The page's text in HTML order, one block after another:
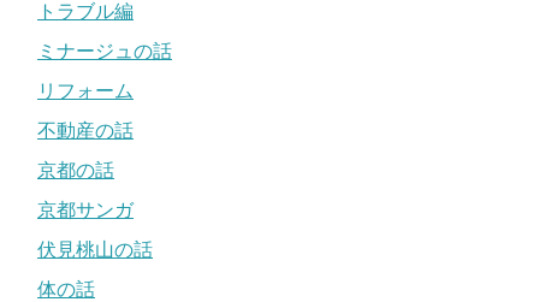
トラブル編
ミナージュの話
リフォーム
不動産の話
京都の話
京都サンガ
伏見桃山の話
体の話